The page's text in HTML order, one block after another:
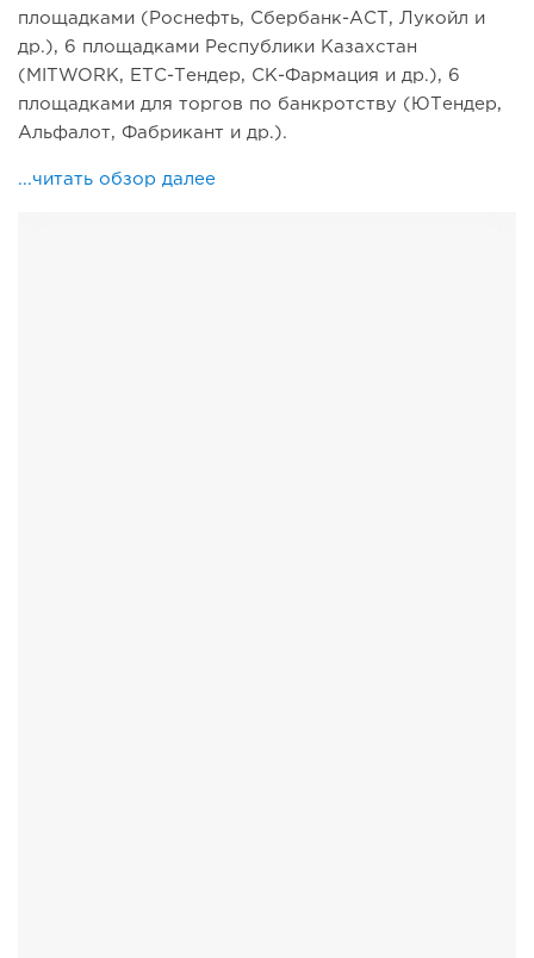
площадками (Роснефть, Сбербанк-АСТ, Лукойл и
др.), 6 площадками Республики Казахстан
(MITWORK, ЕТС-Тендер, СК-Фармация и др.), 6
площадками для торгов по банкротству (ЮТендер,
Альфалот, Фабрикант и др.).
...читать обзор далее